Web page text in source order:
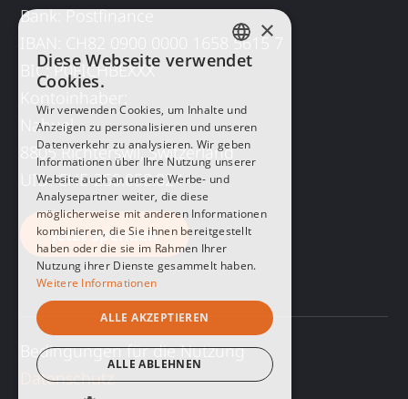
Bank:Postfinance
CH82 0900 0000 1658 5615 7
BIC:P0FICHBEXXX
Nahuel
8805 Richterswil, Switzerland
UID: CHE-250.058.824
Jetzt spenden
Bedingungen für die Nutzung
Datenschutz
ENGLISH
GERMAN
×
Diese Webseite verwendet
Cookies.
Wir verwenden Cookies, um Inhalte und
Anzeigen zu personalisieren und unseren
Datenverkehr zu analysieren. Wir geben
Informationen über Ihre Nutzung unserer
Website auch an unsere Werbe- und
Analysepartner weiter, die diese
möglicherweise mit anderen Informationen
kombinieren, die Sie ihnen bereitgestellt
haben oder die sie im Rahmen Ihrer
Nutzung ihrer Dienste gesammelt haben.
Weitere Informationen
ALLE AKZEPTIEREN
ALLE ABLEHNEN